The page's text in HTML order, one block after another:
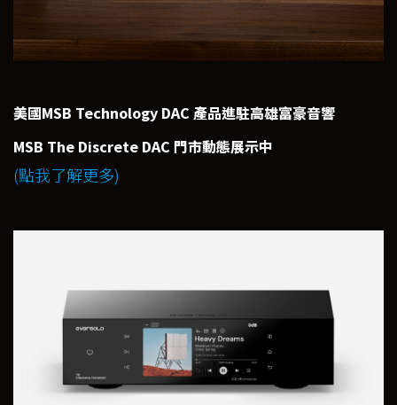
美國MSB Technology DAC 產品進駐高雄富豪音響
MSB The Discrete DAC 門市動態展示中
(點我了解更多)